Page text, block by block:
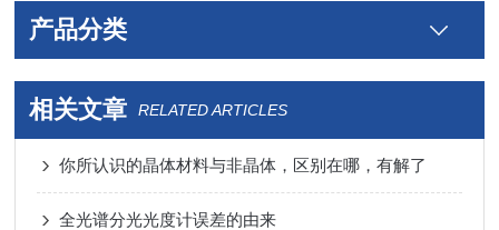
产品分类
相关文章 RELATED ARTICLES
你所认识的晶体材料与非晶体，区别在哪，有解了
全光谱分光光度计误差的由来